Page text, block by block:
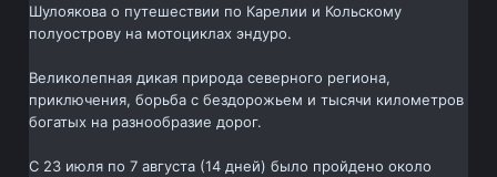
Шулоякова о путешествии по Карелии и Кольскому
полуострову на мотоциклах эндуро.
Великолепная дикая природа северного региона,
приключения, борьба с бездорожьем и тысячи километров
богатых на разнообразие дорог.
C 23 июля по 7 августа (14 дней) было пройдено около